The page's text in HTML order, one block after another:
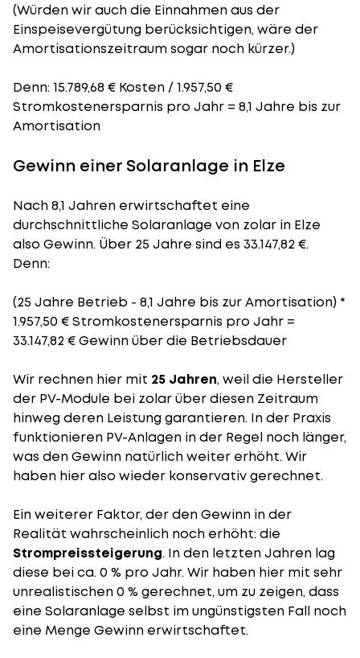
(Würden wir auch die Einnahmen aus der
Einspeisevergütung berücksichtigen, wäre der
Amortisationszeitraumsogar noch kürzer.)
Denn: 15.789,68 € Kosten / 1.957,50 €
Stromkostenersparnis pro Jahr = 8,1 Jahre bis zur
Amortisation
Gewinn einer Solaranlage in Elze
Nach 8,1 Jahren erwirtschaftet eine
durchschnittliche Solaranlage von zolar in Elze
also Gewinn. Über 25 Jahre sind es 33.147,82 €.
Denn:
(25 Jahre Betrieb - 8,1 Jahre bis zur Amortisation) *
1.957,50 € Stromkostenersparnis pro Jahr =
33.147,82 € Gewinn über die Betriebsdauer
Wir rechnen hier mit 25 Jahren, weil die Hersteller
der PV-Module bei zolar über diesen Zeitraum
hinweg deren Leistung garantieren. In der Praxis
funktionieren PV-Anlagen in der Regel noch länger,
was den Gewinn natürlich weiter erhöht. Wir
haben hier also wieder konservativ gerechnet.
Ein weiterer Faktor, der den Gewinn in der
Realität wahrscheinlich noch erhöht: die
Strompreissteigerung. In den letzten Jahren lag
diese bei ca. 0 % pro Jahr. Wir haben hier mit sehr
unrealistischen 0 % gerechnet, um zu zeigen, dass
eine Solaranlage selbst im ungünstigsten Fall noch
eine Menge Gewinn erwirtschaftet.